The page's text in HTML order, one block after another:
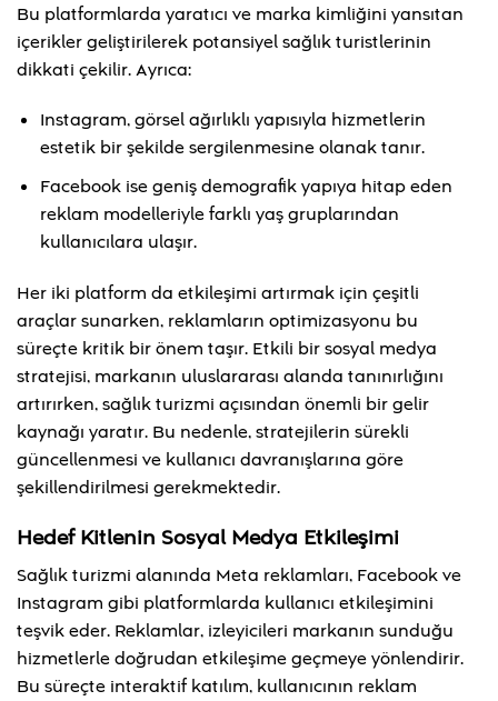
Bu platformlarda yaratıcı ve marka kimliğini yansıtan
içerikler geliştirilerek potansiyel sağlık turistlerinin
dikkati çekilir. Ayrıca:
Instagram, görsel ağırlıklı yapısıyla hizmetlerin
estetik bir şekilde sergilenmesine olanak tanır.
Facebook ise geniş demografik yapıya hitap eden
reklam modelleriyle farklı yaş gruplarından
kullanıcılara ulaşır.
Her iki platform da etkileşimi artırmak için çeşitli
araçlar sunarken, reklamların optimizasyonu bu
süreçte kritik bir önem taşır. Etkili bir sosyal medya
stratejisi, markanın uluslararası alanda tanınırlığını
artırırken, sağlık turizmi açısından önemli bir gelir
kaynağı yaratır. Bu nedenle, stratejilerin sürekli
güncellenmesi ve kullanıcı davranışlarına göre
şekillendirilmesi gerekmektedir.
Hedef Kitlenin Sosyal Medya Etkileşimi
Sağlık turizmi alanında Meta reklamları, Facebook ve
Instagram gibi platformlarda kullanıcı etkileşimini
teşvik eder. Reklamlar, izleyicileri markanın sunduğu
hizmetlerle doğrudan etkileşime geçmeye yönlendirir.
Bu süreçte interaktif katılım, kullanıcının reklam